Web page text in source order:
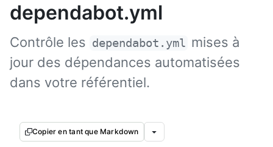
dependabot.yml
Contrôle les dependabot.yml mises à
jour des dépendances automatisées
dans votre référentiel.
Copier en tant que Markdown